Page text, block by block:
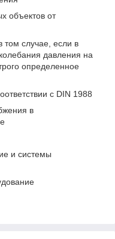
объектов от
том случае, если в
давления на
определенное
с DIN 1988
в
и системы